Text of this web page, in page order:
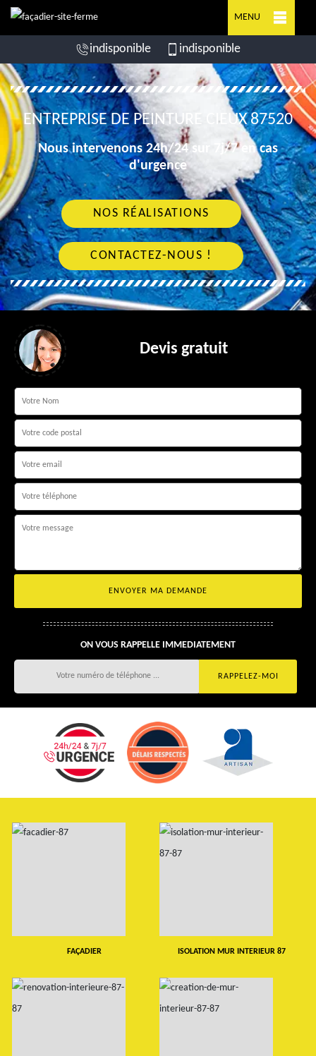
MENU
indisponible indisponible
ENTREPRISE DE PEINTURE CIEUX 87520
Nous intervenons 24h/24 sur 7j/7 en cas
d'urgence
NOS RÉALISATIONS
CONTACTEZ-NOUS !
Devis gratuit
ON VOUS RAPPELLE IMMEDIATEMENT
FAÇADIER ISOLATION MUR INTERIEUR 87